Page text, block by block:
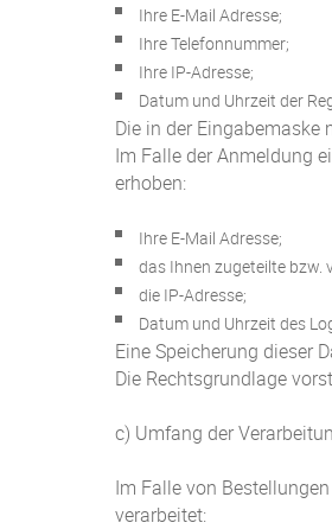
Ihre E-Mail Adresse;
Ihre Telefonnummer;
Ihre IP-Adresse;
Datum und Uhrzeit der
Die in der Eingabemaske
Im Falle der Anmeldung
erhoben:
Ihre E-Mail Adresse;
das Ihnen zugeteilte bzw.
die IP-Adresse;
Datum und Uhrzeit des
Eine Speicherung dieser
Die Rechtsgrundlage
c) Umfang der
Im Falle von
verarbeitet: